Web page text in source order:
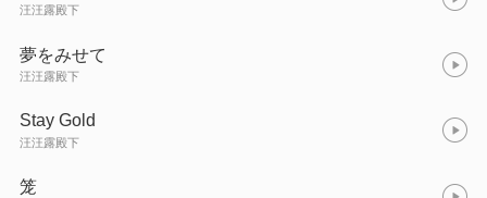
汪汪露殿下
夢をみせて
汪汪露殿下
Stay Gold
汪汪露殿下
笼